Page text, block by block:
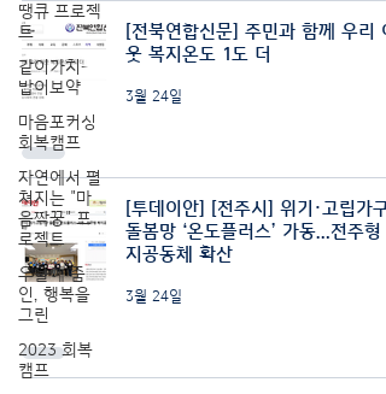
땡큐 프로젝
트
같이가치-
밥이보약
마음포커싱
회복캠프
자연에서 펼
쳐지는 "마
음짝꿍" 프
로젝트
우울에 줌
인, 행복을
그린
2023 회복
캠프
[전북연합신문] 주민과 함께 우리 이
웃 복지온도 1도 더
3월 24일
[투데이안] [전주시] 위기·고립가구
돌봄망 ‘온도플러스’ 가동…전주형
지공동체 확산
3월 24일